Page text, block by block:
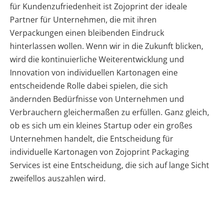
für Kundenzufriedenheit ist Zojoprint der ideale
Partner für Unternehmen, die mit ihren
Verpackungen einen bleibenden Eindruck
hinterlassen wollen. Wenn wir in die Zukunft blicken,
wird die kontinuierliche Weiterentwicklung und
Innovation von individuellen Kartonagen eine
entscheidende Rolle dabei spielen, die sich
ändernden Bedürfnisse von Unternehmen und
Verbrauchern gleichermaßen zu erfüllen. Ganz gleich,
ob es sich um ein kleines Startup oder ein großes
Unternehmen handelt, die Entscheidung für
individuelle Kartonagen von Zojoprint Packaging
Services ist eine Entscheidung, die sich auf lange Sicht
zweifellos auszahlen wird.